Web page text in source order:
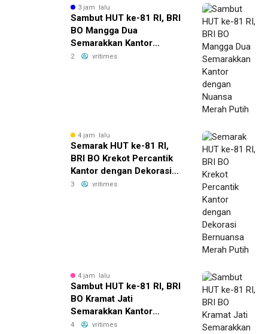
3 jam lalu
Sambut HUT ke-81 RI, BRI
BO Mangga Dua
Semarakkan Kantor
dengan Nuansa Merah
2 vritimes
4 jam lalu
Semarak HUT ke-81 RI,
BRI BO Krekot Percantik
Kantor dengan Dekorasi
Bernuansa Merah Putih
3 vritimes
4 jam lalu
Sambut HUT ke-81 RI, BRI
BO Kramat Jati
Semarakkan Kantor
dengan Dekorasi Merah
4 vritimes